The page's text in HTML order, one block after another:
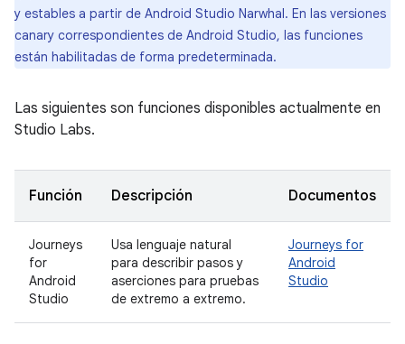
y estables a partir de Android Studio Narwhal. En las versiones
canary correspondientes de Android Studio, las funciones
están habilitadas de forma predeterminada.
Las siguientes son funciones disponibles actualmente en
Studio Labs.
Función Descripción Documentos
Journeys
for
Android
Studio
Usa lenguaje natural
para describir pasos y
aserciones para pruebas
de extremo a extremo.
Journeys for
Android
Studio